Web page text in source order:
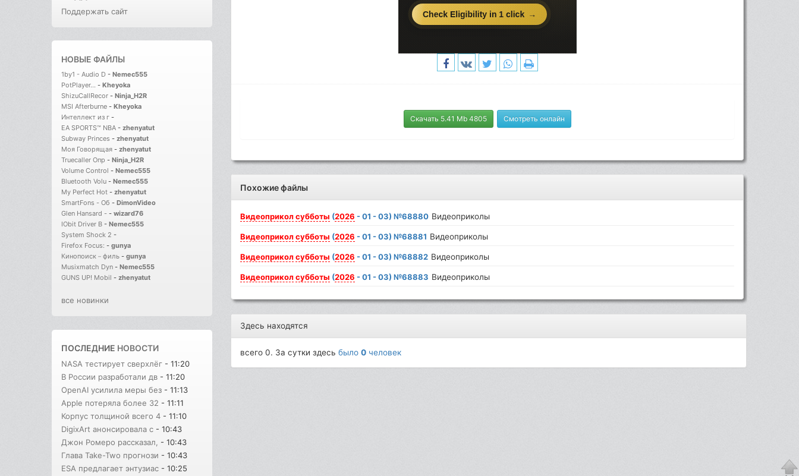
Поддержать сайт
НОВЫЕ ФАЙЛЫ
1by1 - Audio D - Nemec555
PotPlayer... - Kheyoka
ShizuCallRecor - Ninja_H2R
MSI Afterburne - Kheyoka
Интеллект из г -
EA SPORTS™ NBA - zhenyatut
Subway Princes - zhenyatut
Моя Говорящая - zhenyatut
Truecaller Опр - Ninja_H2R
Volume Control - Nemec555
Bluetooth Volu - Nemec555
My Perfect Hot - zhenyatut
SmartFons - Об - DimonVideo
Glen Hansard - - wizard76
IObit Driver B - Nemec555
System Shock 2 -
Firefox Focus: - gunya
Кинопоиск－филь - gunya
Musixmatch Dyn - Nemec555
GUNS UP! Mobil - zhenyatut
все новинки
ПОСЛЕДНИЕ НОВОСТИ
NASA тестирует сверхлёг - 11:20
В России разработали дв - 11:20
OpenAI усилила меры без - 11:13
Apple потеряла более 32 - 11:11
Корпус толщиной всего 4 - 11:10
DigixArt анонсировала с - 10:43
Джон Ромеро рассказал, - 10:43
Глава Take-Two прогнози - 10:43
ESA предлагает энтузиас - 10:25
Скачать 5.41 Mb 4805 Смотреть онлайн
Похожие файлы
Видеоприколсубботы (2026 - 01 - 03) №68880 Видеоприколы
Видеоприколсубботы (2026 - 01 - 03) №68881 Видеоприколы
Видеоприколсубботы (2026 - 01 - 03) №68882 Видеоприколы
Видеоприколсубботы (2026 - 01 - 03) №68883 Видеоприколы
Здесь находятся
всего 0. За сутки здесьбыло0 человек